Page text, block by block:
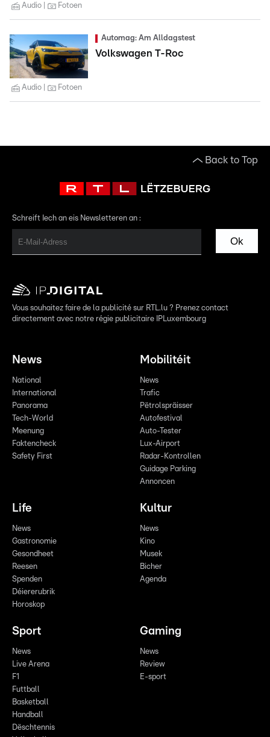
Audio Fotoen
Automag: Am Alldagstest
Volkswagen T-Roc
Audio Fotoen
Back to Top
Schreift Iech an eis Newsletteren an :
Ok
Vous souhaitez faire de la publicité sur RTL.lu ? Prenez contact
directement avec notre régie publicitaire IPLuxembourg
News
National
International
Panorama
Tech-World
Meenung
Faktencheck
Safety First
Mobilitéit
News
Trafic
Pëtrolspräisser
Autofestival
Auto-Tester
Lux-Airport
Radar-Kontrollen
Guidage Parking
Annoncen
Life
News
Gastronomie
Gesondheet
Reesen
Spenden
Déiererubrik
Horoskop
Kultur
News
Kino
Musek
Bicher
Agenda
Sport
News
Live Arena
F1
Futtball
Basketball
Handball
Dëschtennis
Gaming
News
Review
E-sport